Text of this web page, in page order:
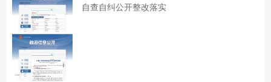
自查自纠公开整改落实